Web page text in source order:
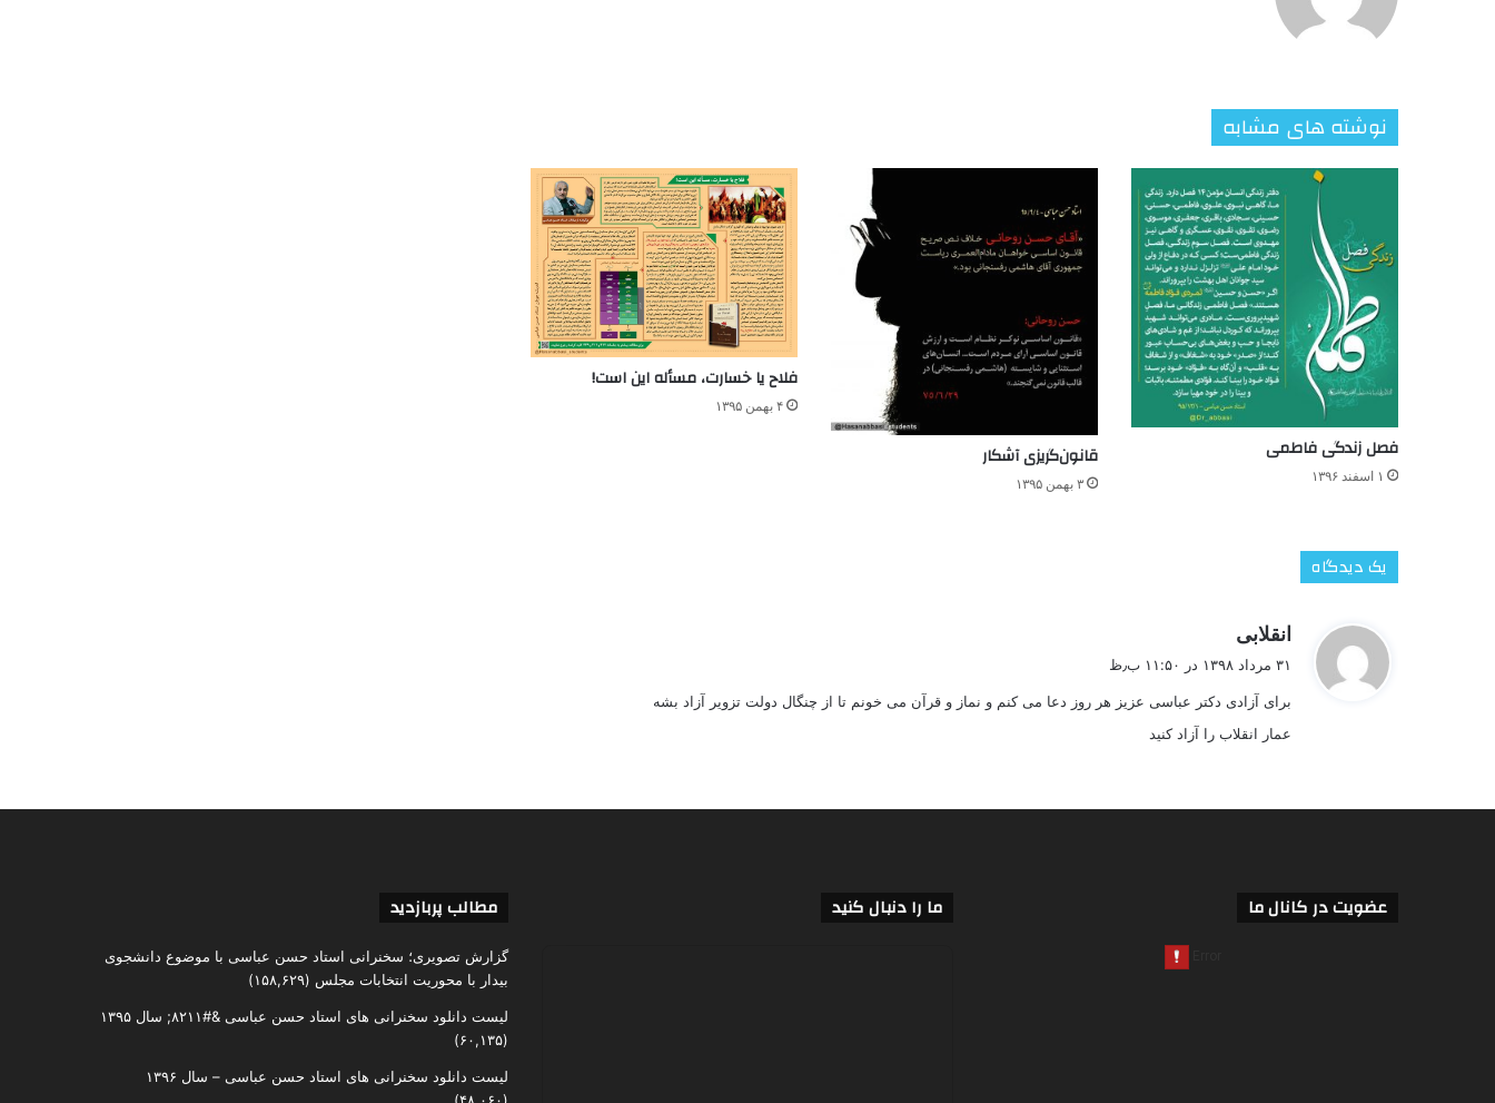
نوشته های مشابه
فصل زندگی فاطمی
۱ اسفند ۱۳۹۶
قانون‌گریزی آشکار
۳ بهمن ۱۳۹۵
فلاح یا خسارت، مسأله این است!
۴ بهمن ۱۳۹۵
یک دیدگاه
انقلابی
:
۳۱ مرداد ۱۳۹۸ در ۱۱:۵۰ ب٫ظ
برای آزادی دکتر عباسی عزیز هر روز دعا می کنم و نماز و قرآن می خونم تا از چنگال دولت تزویر آزاد بشه
عمار انقلاب را آزاد کنید
عضویت در کانال ما ما را دنبال کنید مطالب پربازدید
گزارش تصویری؛ سخنرانی استاد حسن عباسی با موضوع دانشجوی
بیدار با محوریت انتخابات مجلس (۱۵۸,۶۲۹)
لیست دانلود سخنرانی های استاد حسن عباسی &#۸۲۱۱; سال ۱۳۹۵
(۶۰,۱۳۵)
لیست دانلود سخنرانی های استاد حسن عباسی – سال ۱۳۹۶